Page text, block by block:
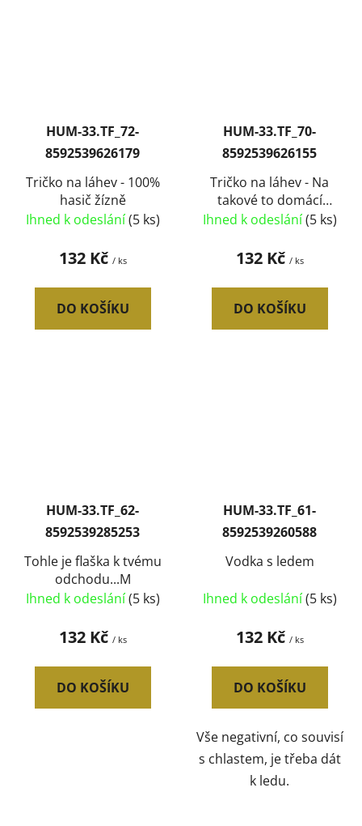
HUM-33.TF_72-
8592539626179
Tričko na láhev - 100%
hasič žízně
Ihned k odeslání(5 ks)
132 Kč / ks
DO KOŠÍKU
HUM-33.TF_70-
8592539626155
Tričko na láhev - Na
takové to domácí
popíjení
Ihned k odeslání(5 ks)
132 Kč / ks
DO KOŠÍKU
HUM-33.TF_62-
8592539285253
Tohle je flaška k tvému
odchodu...M
Ihned k odeslání(5 ks)
132 Kč / ks
DO KOŠÍKU
HUM-33.TF_61-
8592539260588
Vodka s ledem
Ihned k odeslání(5 ks)
132 Kč / ks
DO KOŠÍKU
Vše negativní, co souvisí
s chlastem, je třeba dát
k ledu.